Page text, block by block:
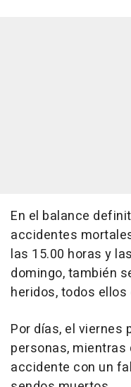
En el balance
accidentes
las 15.00 horas y
domingo, también
heridos, todos
Por días, el viernes
personas, mientras
accidente con un